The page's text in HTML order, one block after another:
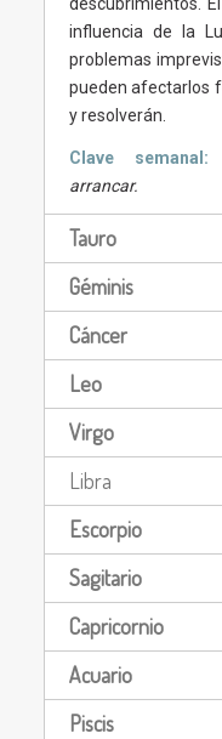
influencia de la
problemas
pueden afectarlos
y resolverán.
Clave semanal:
arrancar.
Tauro
Géminis
Cáncer
Leo
Virgo
Libra
Escorpio
Sagitario
Capricornio
Acuario
Piscis